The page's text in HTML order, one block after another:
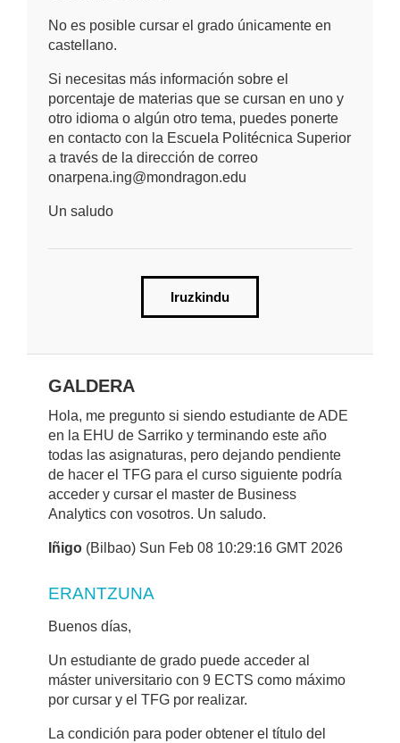
No es posible cursar el grado únicamente en
castellano.
Si necesitas más información sobre el
porcentaje de materias que se cursan en uno y
otro idioma o algún otro tema, puedes ponerte
en contacto con la Escuela Politécnica Superior
a través de la dirección de correo
onarpena.ing@mondragon.edu
Un saludo
Iruzkindu
GALDERA
Hola, me pregunto si siendo estudiante de ADE
en la EHU de Sarriko y terminando este año
todas las asignaturas, pero dejando pendiente
de hacer el TFG para el curso siguiente podría
acceder y cursar el master de Business
Analytics con vosotros. Un saludo.
Iñigo (Bilbao) Sun Feb 08 10:29:16 GMT 2026
ERANTZUNA
Buenos días,
Un estudiante de grado puede acceder al
máster universitario con 9 ECTS como máximo
por cursar y el TFG por realizar.
La condición para poder obtener el título del